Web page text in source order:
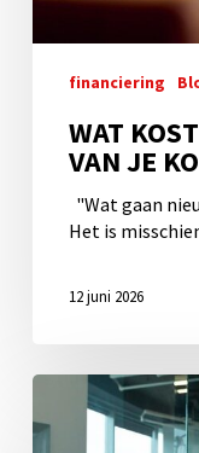
financiering
WAT
VAN JE
"Wat gaan
Het is
12 juni 2026
Zakelijk
inkopen
bij